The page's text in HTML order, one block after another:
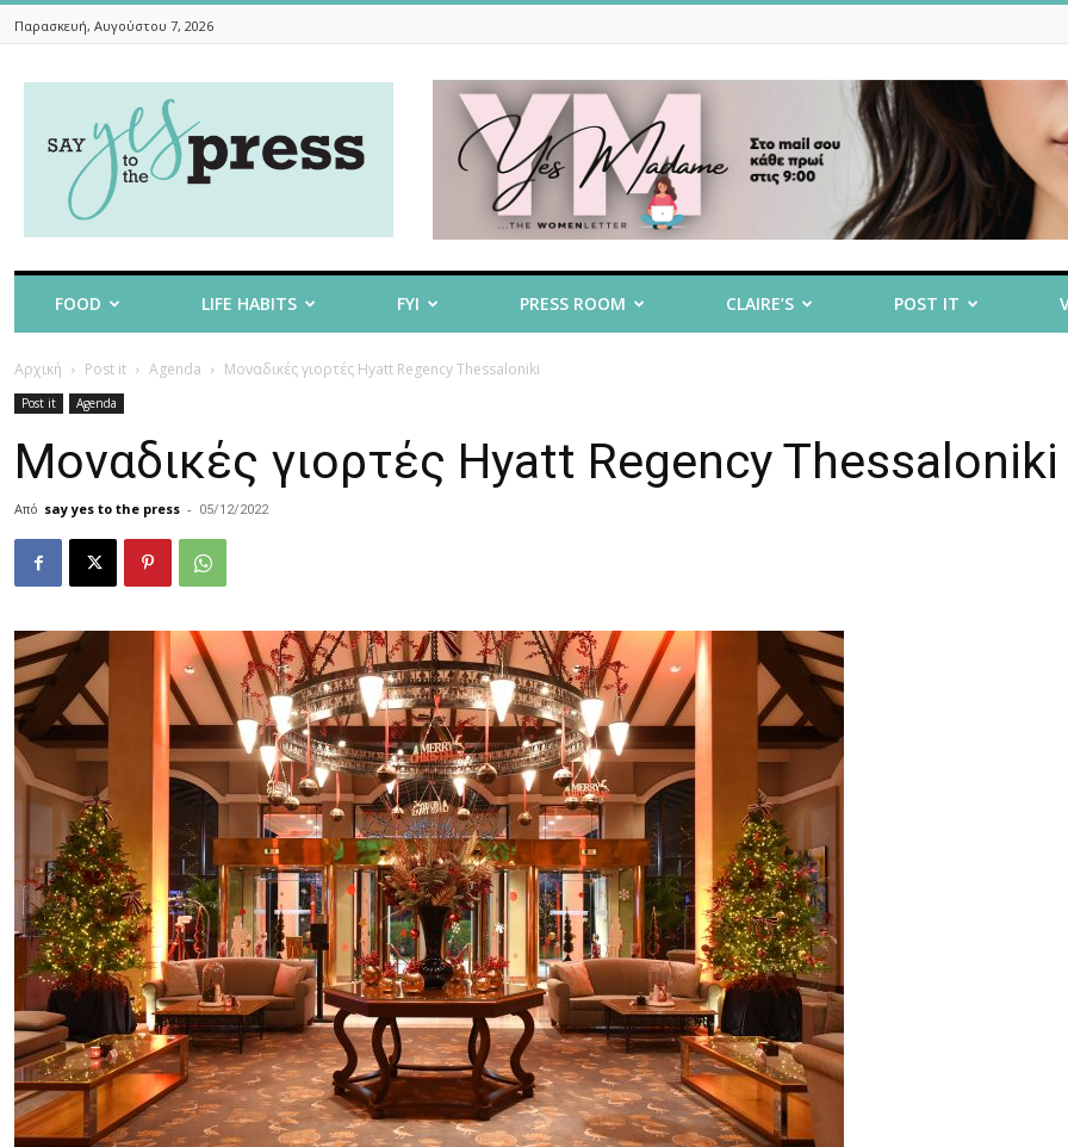
Παρασκευή, Αυγούστου 7, 2026
To
The
FOOD LIFE HABITS FYI PRESS ROOM CLAIRE’S POST IT
Αρχική Post it Agenda Μοναδικές γιορτές Hyatt Regency Thessaloniki
Post it Agenda
Μοναδικές γιορτές Hyatt Regency Thessaloniki
Από say yes to the press - 05/12/2022